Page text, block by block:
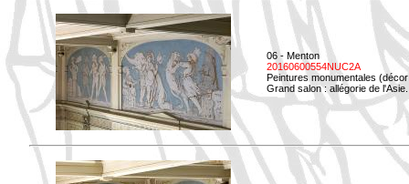
06 - Menton
20160600554NUC2A
Peintures monumentales
Grand salon : allégorie de l'Asie.